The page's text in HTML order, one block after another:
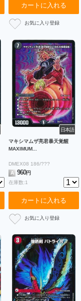
カートに入れる
日本語
マキシマムザ亮君暴天覚醒
MAXIMUM...
DMEX08 186/???
A 960円
在庫数:1
カートに入れる